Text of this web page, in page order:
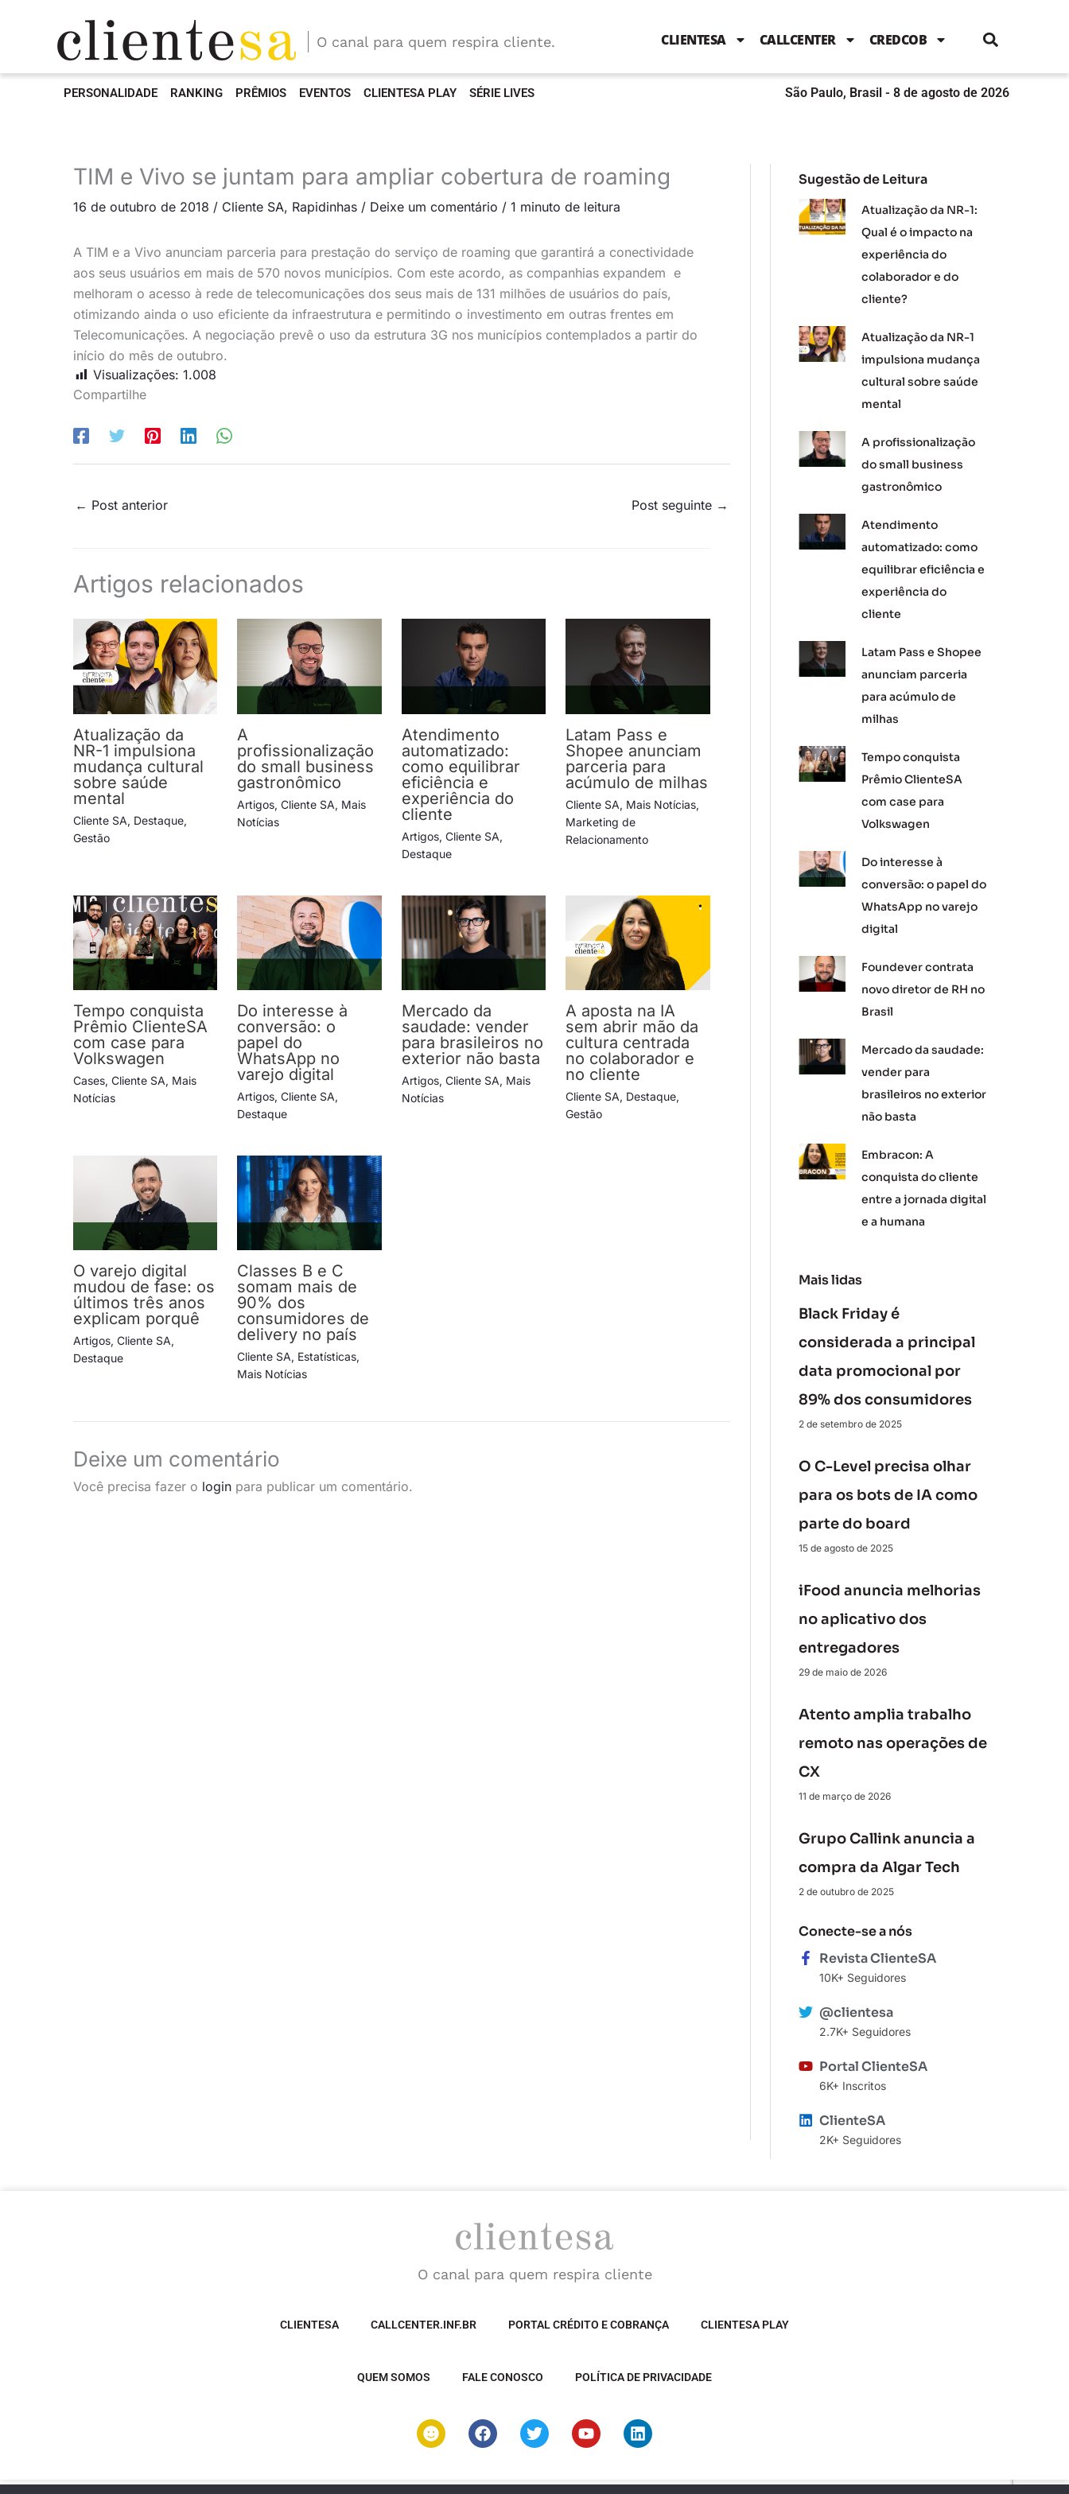
b
o
k
t
e
b
n
g
a
m
O canal para quem respira cliente. CLIENTESA CALLCENTER CREDCOB
PERSONALIDADE RANKING PRÊMIOS EVENTOS CLIENTESA PLAY SÉRIE LIVES São Paulo, Brasil - 8 de agosto de 2026
TIM e Vivo se juntam para ampliar cobertura de roaming
16 de outubro de 2018 / Cliente SA, Rapidinhas / Deixe um comentário / 1 minuto de leitura
A TIM e a Vivo anunciam parceria para prestação do serviço de roaming que garantirá a conectividade
aos seus usuários em mais de 570 novos municípios. Com este acordo, as companhias expandem e
melhoram o acesso à rede de telecomunicações dos seus mais de 131 milhões de usuários do país,
otimizando ainda o uso eficiente da infraestrutura e permitindo o investimento em outras frentes em
Telecomunicações. A negociação prevê o uso da estrutura 3G nos municípios contemplados a partir do
início do mês de outubro.
Visualizações: 1.008
Compartilhe
← Post anterior Post seguinte →
Artigos relacionados
Atualização da
NR-1 impulsiona
mudança cultural
sobre saúde
mental
Cliente SA, Destaque,
Gestão
A
profissionalização
do small business
gastronômico
Artigos,Cliente SA, Mais
Notícias
Atendimento
automatizado:
como equilibrar
eficiência e
experiência do
cliente
Artigos, Cliente SA,
Destaque
Latam Pass e
Shopee anunciam
parceria para
acúmulo de milhas
Cliente SA, Mais Notícias,
Marketing de
Relacionamento
Tempo conquista
Prêmio ClienteSA
com case para
Volkswagen
Cases, Cliente SA, Mais
Notícias
Do interesse à
conversão: o
papel do
WhatsApp no
varejo digital
Artigos,Cliente SA,
Destaque
Mercado da
saudade: vender
para brasileiros no
exterior não basta
Artigos, Cliente SA, Mais
Notícias
A aposta na IA
sem abrir mão da
cultura centrada
no colaborador e
no cliente
Cliente SA, Destaque,
Gestão
O varejo digital
mudou de fase: os
últimos três anos
explicam porquê
Artigos, Cliente SA,
Destaque
Classes B e C
somam mais de
90% dos
consumidores de
delivery no país
Cliente SA, Estatísticas,
Mais Notícias
Deixe um comentário
Você precisa fazer o login para publicar um comentário.
Sugestão de Leitura
Atualização da NR-1:
Qual é o impacto na
experiência do
colaborador e do
cliente?
Atualização da NR-1
impulsiona mudança
cultural sobre saúde
mental
A profissionalização
do small business
gastronômico
Atendimento
automatizado: como
equilibrar eficiência e
experiência do
cliente
Latam Pass e Shopee
anunciam parceria
para acúmulo de
milhas
Tempo conquista
Prêmio ClienteSA
com case para
Volkswagen
Do interesse à
conversão: o papel do
WhatsApp no varejo
digital
Foundever contrata
novo diretor de RH no
Brasil
Mercado da saudade:
vender para
brasileiros no exterior
não basta
Embracon: A
conquista do cliente
entre a jornada digital
e a humana
Mais lidas
Black Friday é
considerada a principal
data promocional por
89% dos consumidores
2 de setembro de 2025
O C-Level precisa olhar
para os bots de IA como
parte do board
15 de agosto de 2025
iFood anuncia melhorias
no aplicativo dos
entregadores
29 de maio de 2026
Atento amplia trabalho
remoto nas operações de
CX
11 de março de 2026
Grupo Callink anuncia a
compra da Algar Tech
2 de outubro de 2025
Conecte-se a nós
Revista ClienteSA
10K+ Seguidores
@clientesa
2.7K+ Seguidores
Portal ClienteSA
6K+ Inscritos
ClienteSA
2K+ Seguidores
O canal para quem respira cliente
CLIENTESA CALLCENTER.INF.BR PORTAL CRÉDITO E COBRANÇA CLIENTESA PLAY
QUEM SOMOS FALE CONOSCO POLÍTICA DE PRIVACIDADE
S
m
e
F
a
b
T
w
t
Y
o
u
L
i
e